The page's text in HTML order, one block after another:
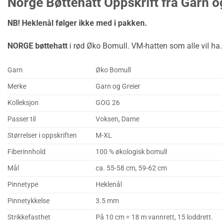
NB! Heklenål følger ikke med i pakken.
NORGE bøttehatt i rød Øko Bomull. VM-hatten som alle vil ha.
Garn
Øko Bomull
Merke
Garn og Greier
Kolleksjon
GOG 26
Passer til
Voksen, Dame
Størrelser i oppskriften
M-XL
Fiberinnhold
100 % økologisk bomull
Mål
ca. 55-58 cm, 59-62 cm
Pinnetype
Heklenål
Pinnetykkelse
3.5 mm
Strikkefasthet
På 10 cm = 18 m vannrett, 15 loddrett.